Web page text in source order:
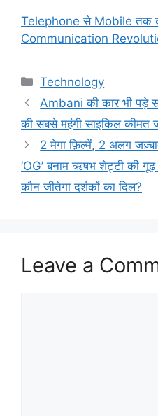
Telephone से Mobile तक
Communication
Categories
Technology
Ambani की कार भी पड़े
की सबसे महंगी साइकिल कीमत
2 मेगा फ़िल्में, 2 अलग
‘OG’ बनाम ऋषभ शेट्टी की
कौन जीतेगा दर्शकों का दिल?
Leave a